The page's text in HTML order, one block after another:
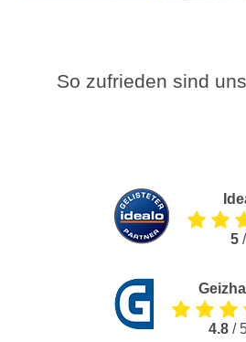
So zufrieden sind
5/
4.8 /